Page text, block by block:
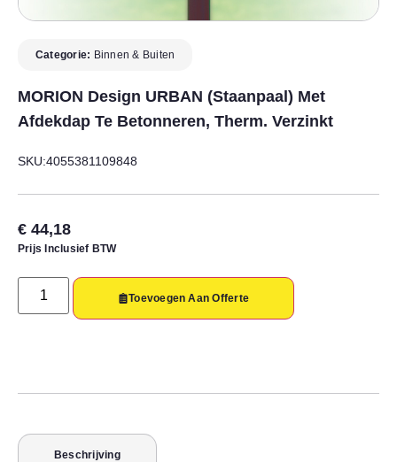
Categorie: Binnen & Buiten
MORION Design URBAN (staanpaal) Met
Afdekdap Te Betonneren, Therm. Verzinkt
SKU:4055381109848
€ 44,18
Prijs Inclusief BTW
Toevoegen Aan Offerte
Beschrijving